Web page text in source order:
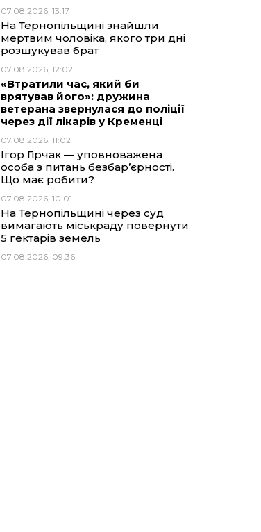
07.08.2026, 13:17
На Тернопільщині знайшли
мертвим чоловіка, якого три дні
розшукував брат
07.08.2026, 12:02
«Втратили час, який би
врятував його»: дружина
ветерана звернулася до поліції
через дії лікарів у Кременці
07.08.2026, 11:02
Ігор Гірчак — уповноважена
особа з питань безбар’єрності.
Що має робити?
07.08.2026, 10:01
На Тернопільщині через суд
вимагають міськраду повернути
5 гектарів земель
07.08.2026, 09:36